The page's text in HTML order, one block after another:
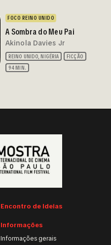
FOCO REINO UNIDO
A Sombra do Meu Pai
Akinola Davies Jr
REINO UNIDO, NIGÉRIA
FICÇÃO
94 MIN.
Encontro de Ideias
Informações
Informações gerais